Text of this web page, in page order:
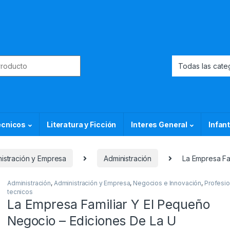
Literatura y Ficción Interes General
y Empresa Administración La Empresa
Administración, Administración y Empresa, Negocios e Innovación,
tecnicos
La Empresa Familiar Y El Pequeño
Negocio – Ediciones De La U